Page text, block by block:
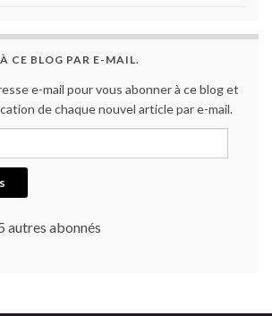
CE BLOG PAR E-MAIL.
e-mail pour vous abonner à ce blog et
de chaque nouvel article par e-mail.
autres abonnés